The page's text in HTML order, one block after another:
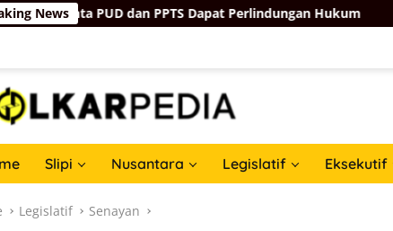
News
dan PPTS Dapat Perlindungan Hukum
Slipi Nusantara Legislatif Eksekutif
Legislatif Senayan